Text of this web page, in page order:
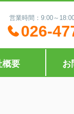
営業時間：9:00～
026-
概要 お